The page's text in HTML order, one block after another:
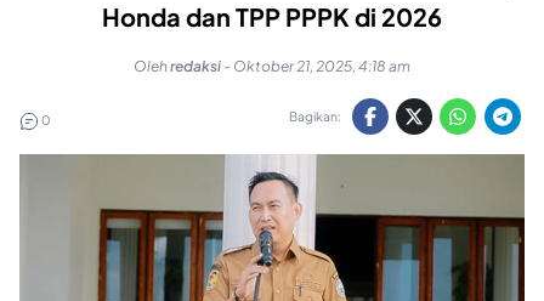
Honda dan TPP PPPK di 2026
Olehredaksi - Oktober 21, 2025, 4:18 am
0 Bagikan: